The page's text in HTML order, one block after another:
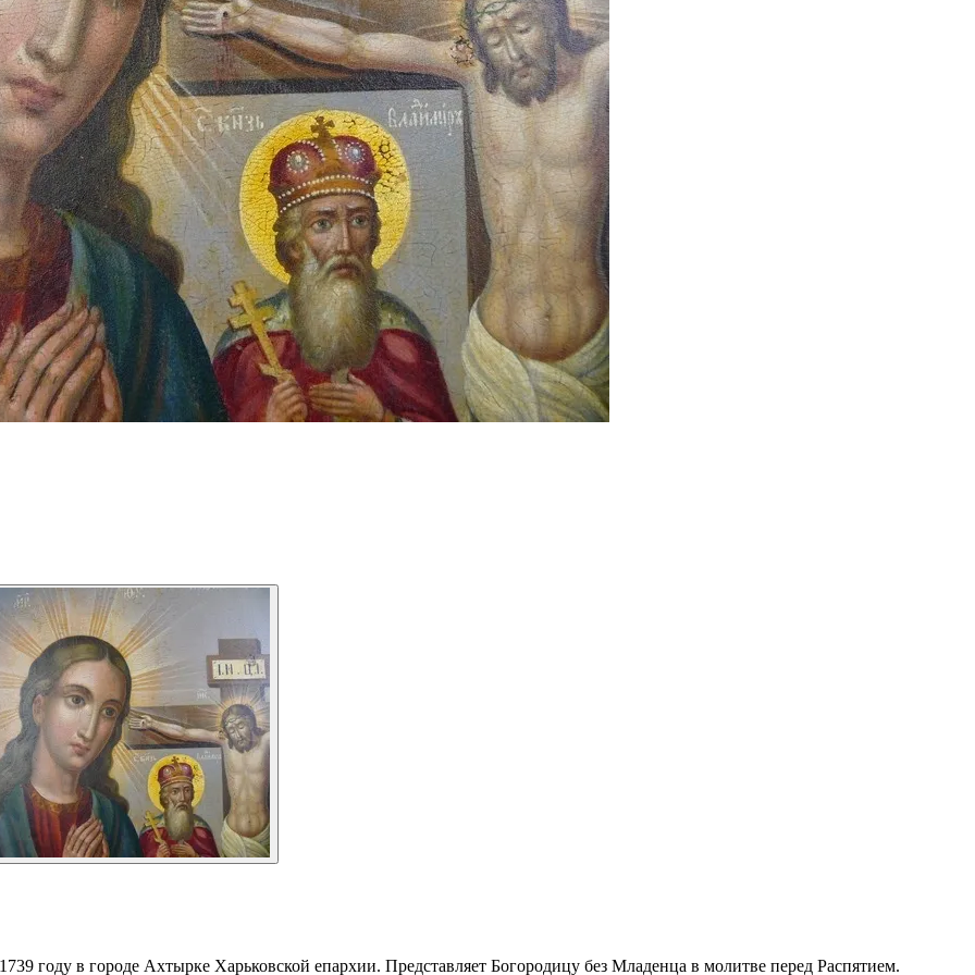
году в городе Ахтырке Харьковской епархии. Представляет Богородицу без Младенца в молитве перед Распятием.